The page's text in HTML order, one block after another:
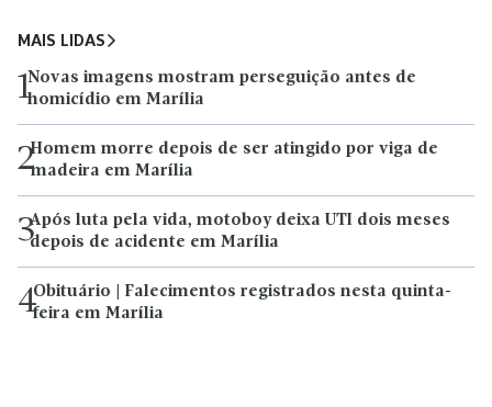
MAIS LIDAS
1Novas imagens mostram perseguição antes de
homicídio em Marília
2Homem morre depois de ser atingido por viga de
madeira em Marília
3Após luta pela vida, motoboy deixa UTI dois meses
depois de acidente em Marília
4Obituário | Falecimentos registrados nesta quinta-
feira em Marília